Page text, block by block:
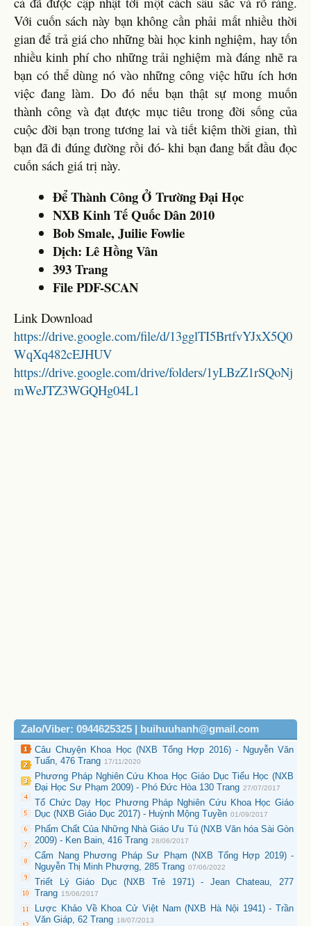
Với cuốn sách này bạn không cần phải mất nhiều thời
gian để trả giá cho những bài học kinh nghiệm, hay tốn
nhiều kinh phí cho những trải nghiệm mà đáng nhẽ ra
bạn có thể dùng nó vào những công việc hữu ích hơn
việc đang làm. Do đó nếu bạn thật sự mong muốn
thành công và đạt được mục tiêu trong đời sống của
cuộc đời bạn trong tương lai và tiết kiệm thời gian, thì
bạn đã đi đúng đường rồi đó- khi bạn đang bắt đầu đọc
cuốn sách giá trị này.
Để Thành Công Ở Trường Đại Học
NXB Kinh Tế Quốc Dân 2010
Bob Smale, Juilie Fowlie
Dịch: Lê Hồng Vân
393 Trang
File PDF-SCAN
Link Download
https://drive.google.com/file/d/13gglTI5BrtfvYJxX5Q0
WqXq482cEJHUV
https://drive.google.com/drive/folders/1yLBzZ1rSQoNj
mWeJTZ3WGQHg04L1
Zalo/Viber: 0944625325 | buihuuhanh@gmail.com
Câu Chuyện Khoa Học (NXB Tổng Hợp 2016) - Nguyễn Văn
Tuấn, 476 Trang 17/11/2020
Phương Pháp Nghiên Cứu Khoa Học Giáo Dục Tiểu Học (NXB
Đại Học Sư Phạm 2009) - Phó Đức Hòa 130 Trang 27/07/2017
Tổ Chức Dạy Học Phương Pháp Nghiên Cứu Khoa Học Giáo
Dục (NXB Giáo Dục 2017) - Huỳnh Mộng Tuyền 01/09/2017
Phẩm Chất Của Những Nhà Giáo Ưu Tú (NXB Văn hóa Sài Gòn
2009) - Ken Bain, 416 Trang 28/06/2017
Cẩm Nang Phương Pháp Sư Phạm (NXB Tổng Hợp 2019) -
Nguyễn Thị Minh Phượng, 285 Trang 07/06/2022
Triết Lý Giáo Dục (NXB Trẻ 1971) - Jean Chateau, 277
Trang 15/06/2017
Lược Khảo Về Khoa Cử Việt Nam (NXB Hà Nội 1941) - Trần
Văn Giáp, 62 Trang 18/07/2013